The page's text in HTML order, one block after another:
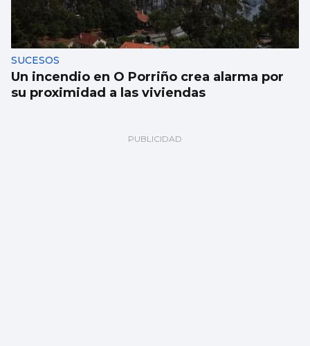
SUCESOS
Un incendio en O Porriño crea alarma por
su proximidad a las viviendas